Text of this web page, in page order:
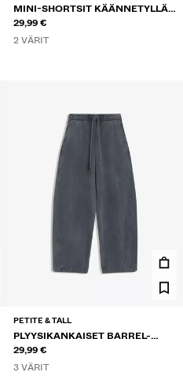
MINI-SHORTSIT KÄÄNNETYLLÄ
VYÖTÄRÖLLÄ
29,99 €
2 VÄRIT
PETITE & TALL
PLYYSIKANKAISET BARREL-
HOUSUT STOPPAREILLA
29,99 €
3 VÄRIT